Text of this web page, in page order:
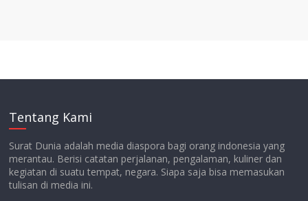
Tentang Kami
Surat Dunia adalah media diaspora bagi orang indonesia yang
merantau. Berisi catatan perjalanan, pengalaman, kuliner dan
kegiatan di suatu tempat, negara. Siapa saja bisa memasukan
tulisan di media ini.